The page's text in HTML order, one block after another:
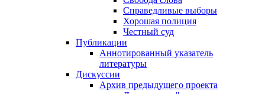
Справедливые выборы
Хорошая полиция
Честный суд
Публикации
Аннотированный указатель
литературы
Дискуссии
Архив предыдущего проекта